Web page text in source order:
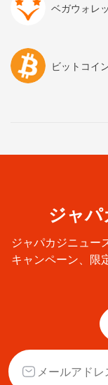
ベガウォレ
ビットコイ
ジャ
ジャパカジニュー
キャンペーン、限